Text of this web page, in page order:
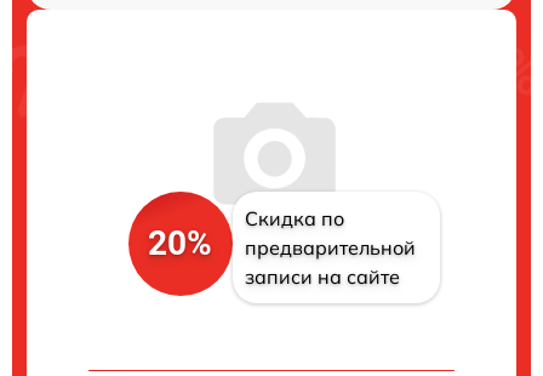
20%
Скидка по
предварительной
записи на сайте